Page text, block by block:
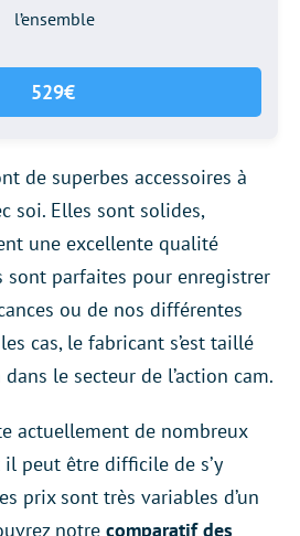
l’ensemble
529€
de superbes accessoires à
soi. Elles sont solides,
une excellente qualité
sont parfaites pour enregistrer
ou de nos différentes
cas, le fabricant s’est taillé
le secteur de l’action cam.
actuellement de nombreux
peut être difficile de s’y
prix sont très variables d’un
notre comparatif des